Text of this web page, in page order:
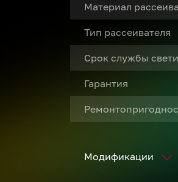
Материал
Тип рассеивателя
Срок службы
Гарантия
Модификации